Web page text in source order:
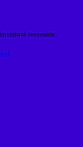
necessarie.